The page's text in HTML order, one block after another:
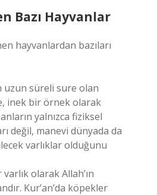
Bazı Hayvanlar
hayvanlardan bazıları
uzun süreli sure olan
inek bir örnek olarak
yalnızca fiziksel
değil, manevi dünyada da
varlıklar olduğunu
olarak Allah’ın
Kur’an’da köpekler